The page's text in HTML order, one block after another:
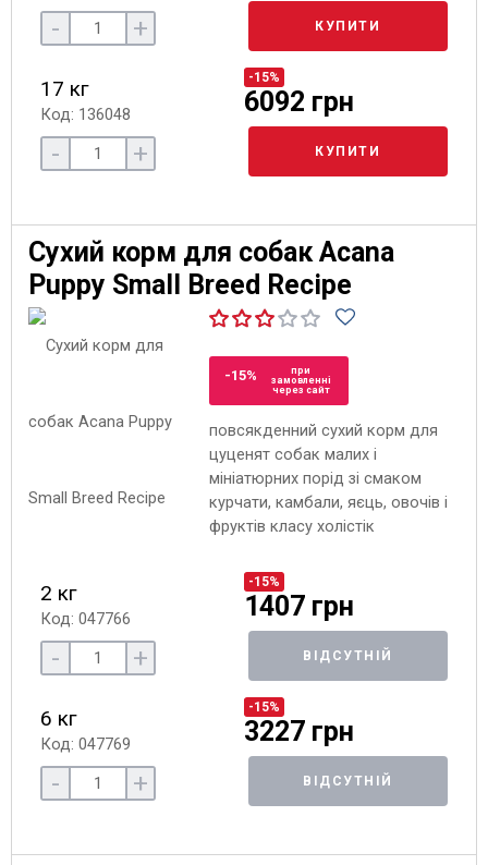
- + КУПИТИ
17 кг
Код: 136048
-15%
6092 грн
- + КУПИТИ
Сухий корм для собак Acana
Puppy Small Breed Recipe
-15%
при
замовленні
через сайт
повсякденний сухий корм для
цуценят собак малих і
мініатюрних порід зі смаком
курчати, камбали, яєць, овочів і
фруктів класу холістік
2 кг
Код: 047766
-15%
1407 грн
- + ВІДСУТНІЙ
6 кг
Код: 047769
-15%
3227 грн
- + ВІДСУТНІЙ